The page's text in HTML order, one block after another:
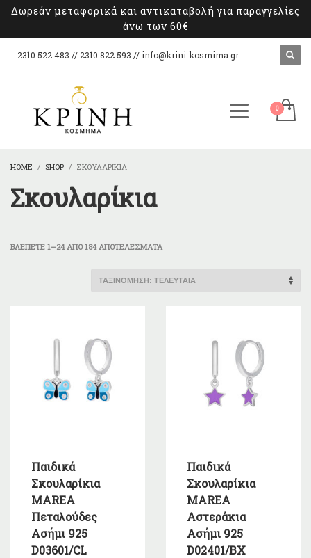
Δωρεάν μεταφορικά και αντικαταβολή για παραγγελίες
άνω των 60€
2310 522 483 // 2310 822 593 // info@krini-kosmima.gr
HOME SHOP ΣΚΟΥΛΑΡΊΚΙΑ
Σκουλαρίκια
ΒΛΈΠΕΤΕ 1–24 ΑΠΌ 184 ΑΠΟΤΕΛΈΣΜΑΤΑSORTED
LATEST
Παιδικά
Σκουλαρίκια
MAREA
Πεταλούδες
Ασήμι 925
D03601/CL
Παιδικά
Σκουλαρίκια
MAREA
Αστεράκια
Ασήμι 925
D02401/BX